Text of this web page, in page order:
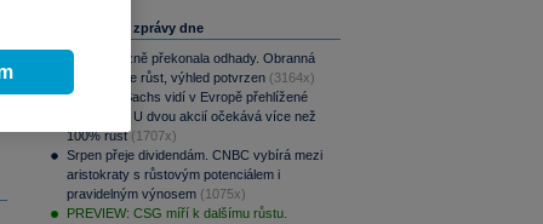
Nejčtenější zprávy dne
CSG výrazně překonala odhady. Obranná
divize táhne růst, výhled potvrzen (3164x)
Goldman Sachs vidí v Evropě přehlížené
příležitosti. U dvou akcií očekává více než
100% růst (1707x)
Srpen přeje dividendám. CNBC vybírá mezi
aristokraty s růstovým potenciálem i
pravidelným výnosem (1075x)
PREVIEW: CSG míří k dalšímu růstu.